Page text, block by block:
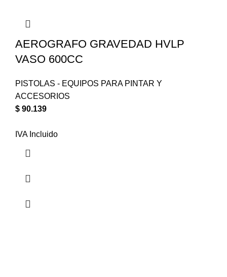
AEROGRAFO GRAVEDAD HVLP
VASO 600CC
PISTOLAS - EQUIPOS PARA PINTAR Y
ACCESORIOS
$ 90.139
IVA Incluido